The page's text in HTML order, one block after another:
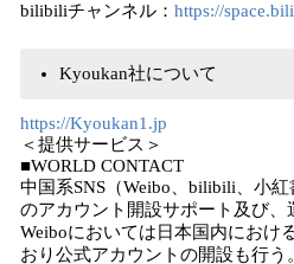
bilibiliチャンネル： https://
Kyoukan社について
https://Kyoukan1.jp
＜提供サービス＞
■WORLD CONTACT
中国系SNS（Weibo、bilibili、小紅
のアカウント開設サポート及び、
Weiboにおいては日本国内におけ
おり公式アカウントの開設も行う。